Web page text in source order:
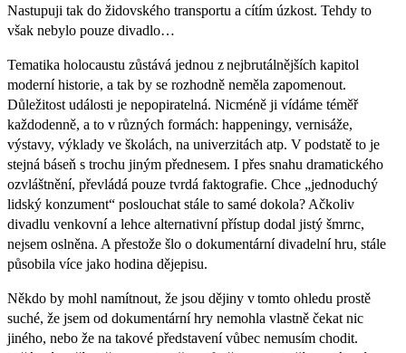
Nastupuji tak do židovského transportu a cítím úzkost. Tehdy to
však nebylo pouze divadlo…
Tematika holocaustu zůstává jednou z nejbrutálnějších kapitol
moderní historie, a tak by se rozhodně neměla zapomenout.
Důležitost události je nepopiratelná. Nicméně ji vídáme téměř
každodenně, a to v různých formách: happeningy, vernisáže,
výstavy, výklady ve školách, na univerzitách atp. V podstatě to je
stejná báseň s trochu jiným přednesem. I přes snahu dramatického
ozvláštnění, převládá pouze tvrdá faktografie. Chce „jednoduchý
lidský konzument“ poslouchat stále to samé dokola? Ačkoliv
divadlu venkovní a lehce alternativní přístup dodal jistý šmrnc,
nejsem oslněna. A přestože šlo o dokumentární divadelní hru, stále
působila více jako hodina dějepisu.
Někdo by mohl namítnout, že jsou dějiny v tomto ohledu prostě
suché, že jsem od dokumentární hry nemohla vlastně čekat nic
jiného, nebo že na takové představení vůbec nemusím chodit.